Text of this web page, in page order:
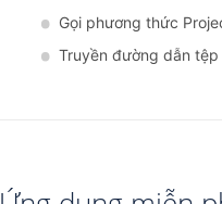
Gọi phương thức
Truyền đường dẫn tệp